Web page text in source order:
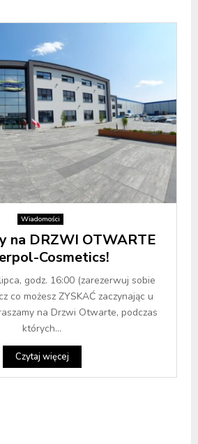
Wiadomości
na DRZWI OTWARTE
Cosmetics!
godz. 16:00 (zarezerwuj sobie
co możesz ZYSKAĆ zaczynając u
na Drzwi Otwarte, podczas
których...
Czytaj więcej